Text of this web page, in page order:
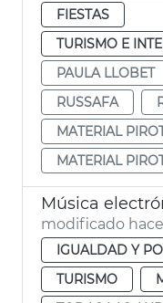
FIESTAS
TURISMO E
PAULA LLOBET
RUSSAFA
MATERIAL
MATERIAL
modificado
IGUALDAD Y
TURISMO